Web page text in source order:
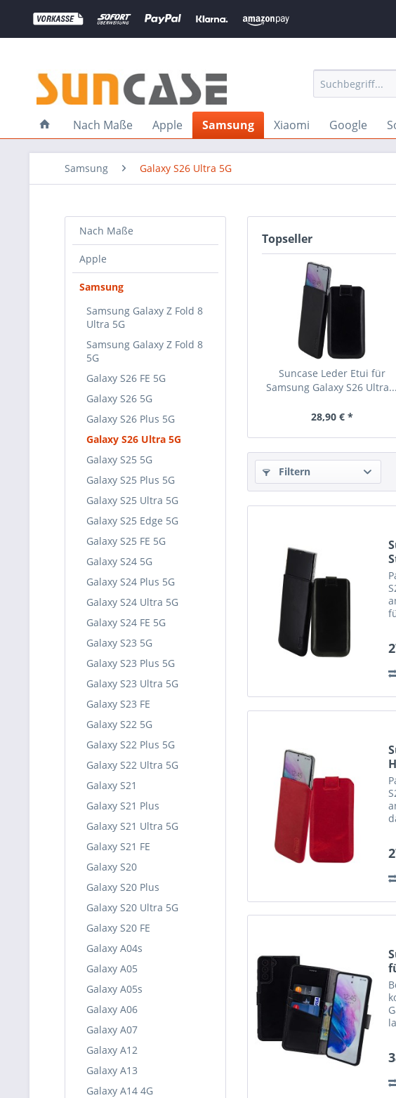
Nach Maße Apple Samsung Xiaomi Google
Samsung Galaxy S26 Ultra 5G
Nach Maße
Apple
Samsung
Samsung Galaxy Z Fold 8
Ultra 5G
Samsung Galaxy Z Fold 8
5G
Galaxy S26 FE 5G
Galaxy S26 5G
Galaxy S26 Plus 5G
Galaxy S26 Ultra 5G
Galaxy S25 5G
Galaxy S25 Plus 5G
Galaxy S25 Ultra 5G
Galaxy S25 Edge 5G
Galaxy S25 FE 5G
Galaxy S24 5G
Galaxy S24 Plus 5G
Galaxy S24 Ultra 5G
Galaxy S24 FE 5G
Galaxy S23 5G
Galaxy S23 Plus 5G
Galaxy S23 Ultra 5G
Galaxy S23 FE
Galaxy S22 5G
Galaxy S22 Plus 5G
Galaxy S22 Ultra 5G
Galaxy S21
Galaxy S21 Plus
Galaxy S21 Ultra 5G
Galaxy S21 FE
Galaxy S20
Galaxy S20 Plus
Galaxy S20 Ultra 5G
Galaxy S20 FE
Galaxy A04s
Galaxy A05
Galaxy A05s
Galaxy A06
Galaxy A07
Galaxy A12
Galaxy A13
Galaxy A14 4G
Topseller
Suncase Leder Etui für
Samsung Galaxy S26 Ultra...
28,90 € *
Filtern